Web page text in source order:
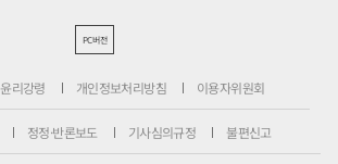
PC버전
윤리강령 개인정보처리방침 이용자위원회
정정·반론보도 기사심의규정 불편신고